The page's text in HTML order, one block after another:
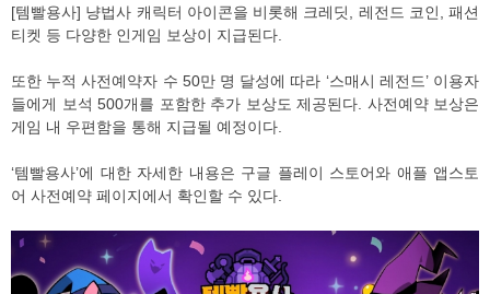
[템빨용사] 냥법사 캐릭터 아이콘을 비롯해 크레딧, 레전드 코인, 패션
티켓 등 다양한 인게임 보상이 지급된다.
또한 누적 사전예약자 수 50만 명 달성에 따라 ‘스매시 레전드’ 이용자
들에게 보석 500개를 포함한 추가 보상도 제공된다. 사전예약 보상은
게임 내 우편함을 통해 지급될 예정이다.
‘템빨용사’에 대한 자세한 내용은 구글 플레이 스토어와 애플 앱스토
어 사전예약 페이지에서 확인할 수 있다.